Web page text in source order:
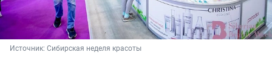
Источник: Сибирская неделя красоты